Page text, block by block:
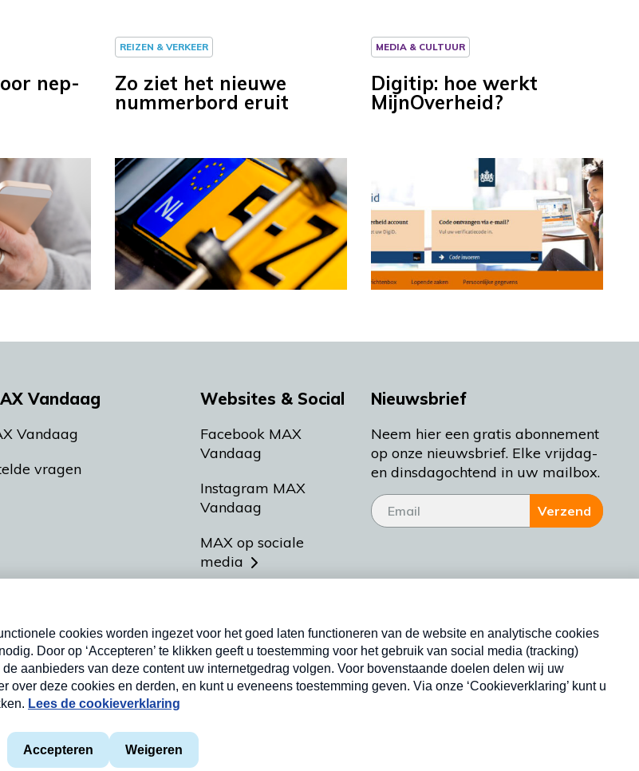
nep-
REIZEN & VERKEER
Zo ziet het nieuwe
nummerbord eruit
MEDIA & CULTUUR
Digitip: hoe werkt
MijnOverheid?
Vandaag
Vandaag
vragen
Websites & Social
Facebook MAX
Vandaag
Instagram MAX
Vandaag
MAX op sociale
media
Meldpunt Actueel
Heel Holland Bakt
Nieuwsbrief
Neem hier een gratis abonnement
op onze nieuwsbrief. Elke vrijdag-
en dinsdagochtend in uw mailbox.
Verzend
Cookieverklaring
Nieuwsbrief
Neem hier een gratis abonnement op onze